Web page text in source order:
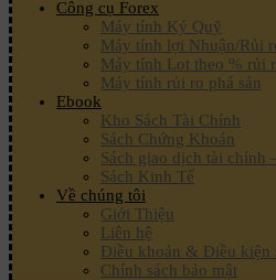
Công cụ Forex
Máy tính Ký Quỹ
Máy tính lợi Nhuận/Rủi
Máy tính Lot theo % rủi
Máy tính rủi ro phá sản
Ebook
Kho Sách Tài Chính
Sách Chứng Khoán
Sách giao dịch tài chính
Sách Kinh Tế
Về chúng tôi
Giới Thiệu
Liên hệ
Điều khoản & Điều kiện
Chính sách bảo mật